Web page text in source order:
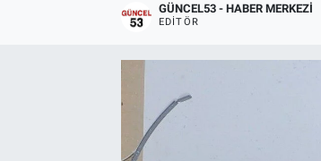
GÜNCEL53 - HABER MERKEZI
EDITÖR